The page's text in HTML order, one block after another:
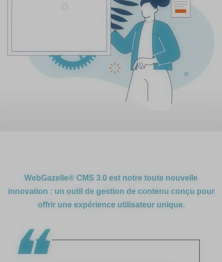
WebGazelle® CMS 3.0 est notre toute nouvelle
innovation : un outil de gestion de contenu conçu pour
offrir une expérience utilisateur unique.